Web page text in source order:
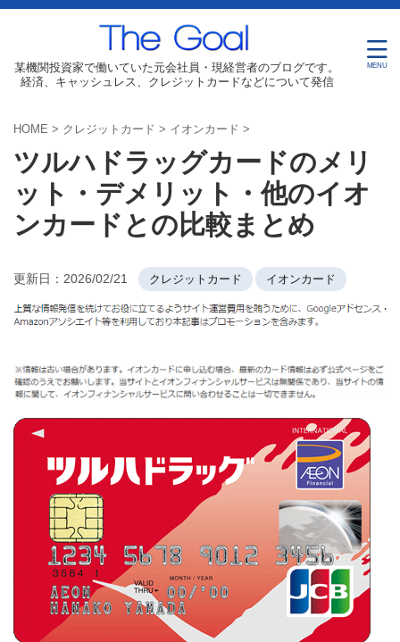
某機関投資家で働いていた元会社員・現経営者のブログです。
経済、キャッシュレス、クレジットカードなどについて発信
HOME > クレジットカード > イオンカード >
ツルハドラッグカードのメリ
ット・デメリット・他のイオ
ンカードとの比較まとめ
更新日： 2026/02/21 クレジットカード イオンカード